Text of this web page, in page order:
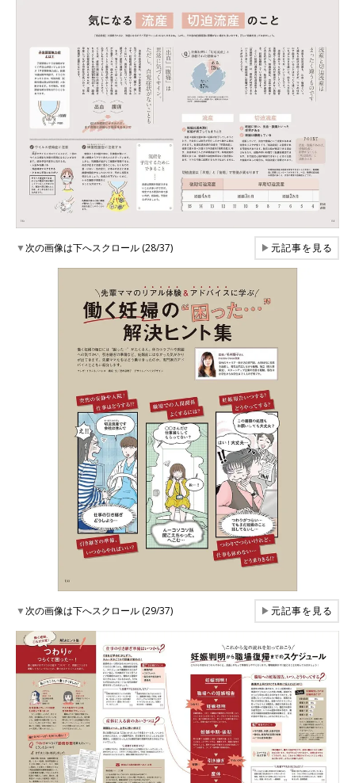
▼次の画像は下へスクロール (28/37) ▶元記事を見る
▼次の画像は下へスクロール (29/37) ▶元記事を見る